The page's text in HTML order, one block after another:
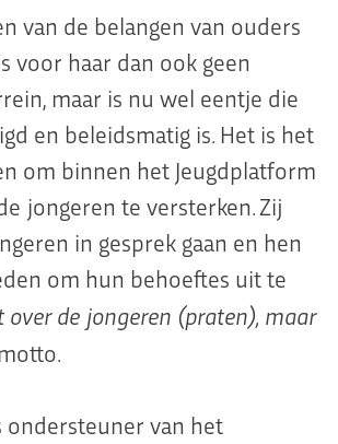
van de belangen van ouders
voor haar dan ook geen
maar is nu wel eentje die
en beleidsmatig is. Het is het
om binnen het Jeugdplatform
jongeren te versterken. Zij
in gesprek gaan en hen
om hun behoeftes uit te
over de jongeren (praten), maar
ondersteuner van het